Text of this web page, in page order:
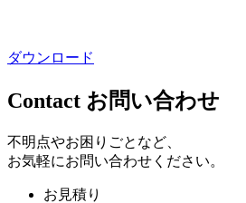
ダウンロード
Contact お問い合わせ
不明点やお困りごとなど、
お気軽にお問い合わせください。
お見積り